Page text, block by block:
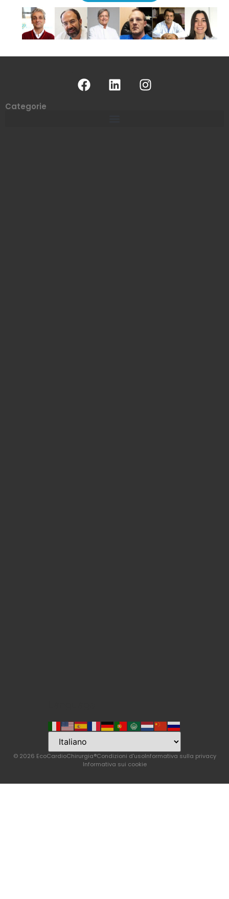
Categorie
© 2026 EcoCardioChirurgia®Condizioni d'usoInformativa sulla privacy
Informativa sui cookie